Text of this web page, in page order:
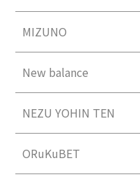
MIZUNO
New balance
NEZU YOHIN TEN
ORuKuBET